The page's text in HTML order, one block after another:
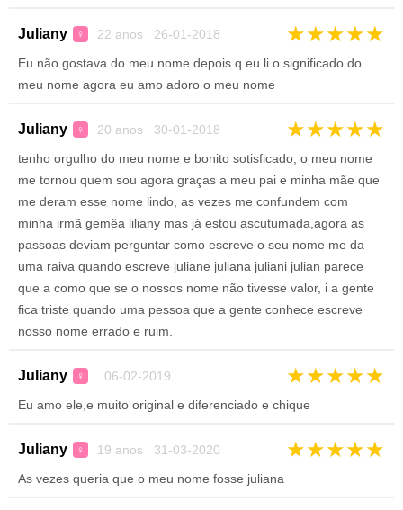
Juliany ♀ 22 anos 26-01-2018 ★★★★★
Eu não gostava do meu nome depois q eu li o significado do
meu nome agora eu amo adoro o meu nome
Juliany ♀ 20 anos 30-01-2018 ★★★★★
tenho orgulho do meu nome e bonito sotisficado, o meu nome
me tornou quem sou agora graças a meu pai e minha mãe que
me deram esse nome lindo, as vezes me confundem com
minha irmã gemêa liliany mas já estou ascutumada,agora as
passoas deviam perguntar como escreve o seu nome me da
uma raiva quando escreve juliane juliana juliani julian parece
que a como que se o nossos nome não tivesse valor, i a gente
fica triste quando uma pessoa que a gente conhece escreve
nosso nome errado e ruim.
Juliany ♀ 06-02-2019 ★★★★★
Eu amo ele,e muito original e diferenciado e chique
Juliany ♀ 19 anos 31-03-2020 ★★★★★
As vezes queria que o meu nome fosse juliana